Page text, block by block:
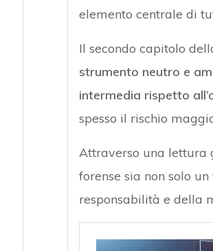
elemento centrale di
Il secondo capitolo
strumento neutro e
intermedia rispetto
spesso il rischio
Attraverso una lettura
forense sia non solo
responsabilità e della